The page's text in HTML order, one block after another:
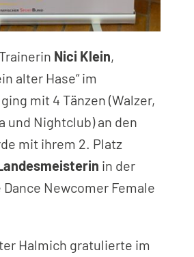
Nici Klein,
alter Hase“ im
mit 4 Tänzen (Walzer,
und Nightclub) an den
mit ihrem 2. Platz
in der
Dance Newcomer Female
Halmich gratulierte im